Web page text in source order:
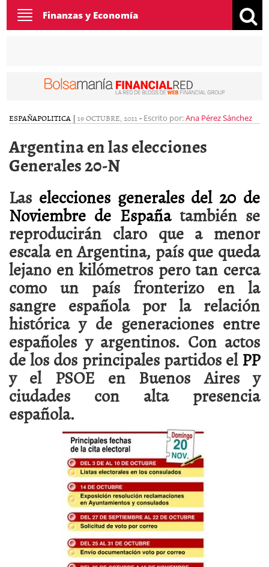
Toggle
navigation
Finanzas y Economía
ESPAÑAPOLITICA | 19 OCTUBRE, 2011 - Escrito por:Ana Pérez Sánchez
Argentina en las elecciones
Generales 20-N
Las elecciones generales del 20 de
Noviembre de España también se
reproducirán claro que a menor
escala en Argentina, país que queda
lejano en kilómetros pero tan cerca
como un país fronterizo en la
sangre española por la relación
histórica y de generaciones entre
españoles y argentinos. Con actos
de los dos principales partidos elPP
y el PSOE en Buenos Aires y
ciudades con alta presencia
española.